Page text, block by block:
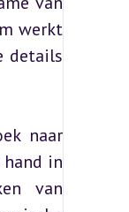
werkt
details
naar
in
van